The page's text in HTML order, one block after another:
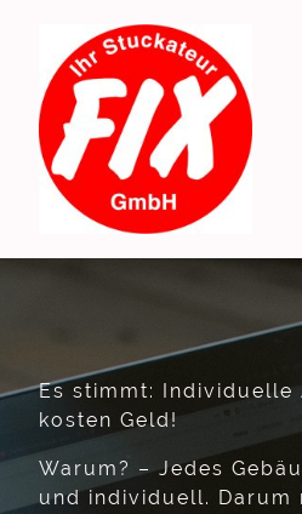
Es stimmt: Individuelle
kosten Geld!
Warum? – Jedes
und individuell. Darum